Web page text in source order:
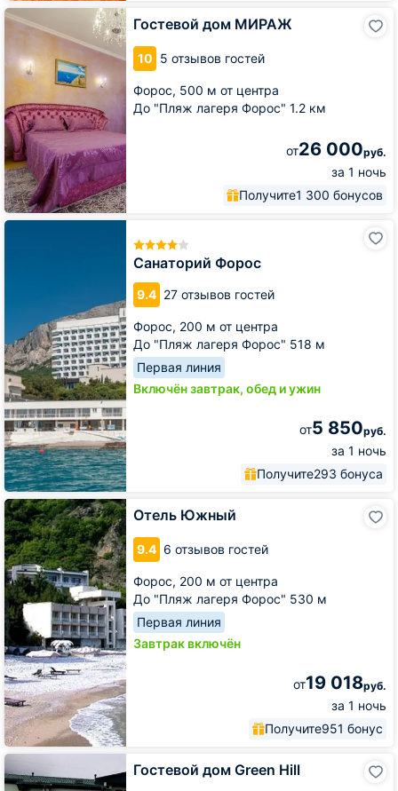
Гостевой дом МИРАЖ
10 5 отзывов гостей
Форос, 500 м от центра
До "Пляж лагеря Форос" 1.2 км
от26 000руб.
за 1 ночь
Получите1 300 бонусов
Гостевой
дом
МИРАЖ
Санаторий Форос
9.4 27 отзывов гостей
Форос, 200 м от центра
До "Пляж лагеря Форос" 518 м
Первая линия
Включён завтрак, обед и ужин
от5 850руб.
за 1 ночь
Получите293 бонуса
Санаторий
Отель Южный
9.4 6 отзывов гостей
Форос, 200 м от центра
До "Пляж лагеря Форос" 530 м
Первая линия
Завтрак включён
от19 018руб.
за 1 ночь
Получите951 бонус
Отель
Южный
Гостевой дом Green Hill
Гостевой
дом